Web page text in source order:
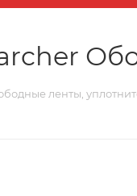
ленты,